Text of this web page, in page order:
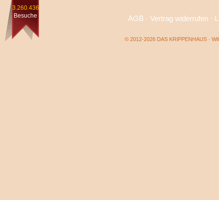
3.260.436
Besuche
AGB · Vertrag widerrufen·
© 2012-2026 DAS KRIPPENHAUS ·